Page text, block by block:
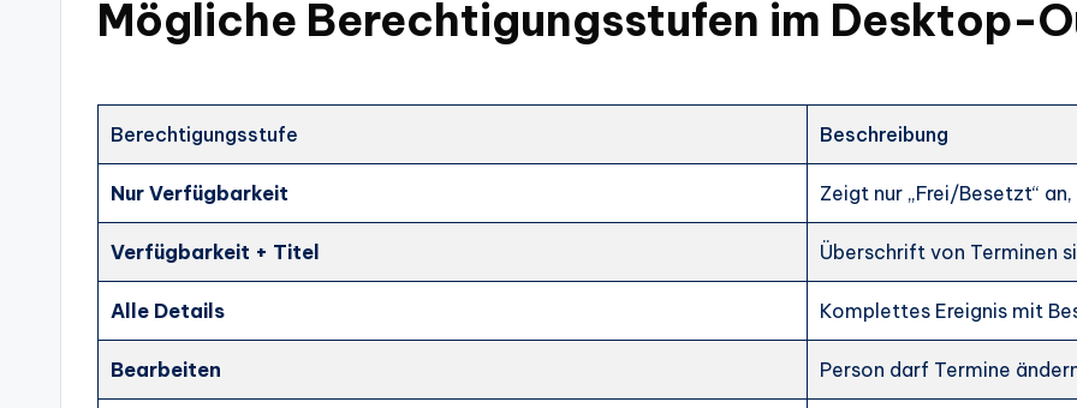
Mögliche Berechtigungsstufen im Desktop-
Berechtigungsstufe Beschreibung
Nur Verfügbarkeit Zeigt nur „Frei/Besetzt“
Verfügbarkeit + Titel Überschrift von Terminen
Alle Details Komplettes Ereignis mit
Bearbeiten Person darf Termine